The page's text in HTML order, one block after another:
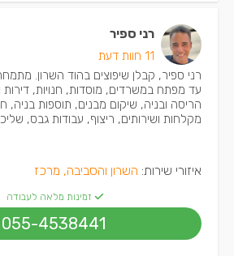
רני ספיר
11 חוות דעת
רני ספיר, קבלן שיפוצים בהוד השרון.
עד מפתח במשרדים, מוסדות, חנויות, דירות
הריסה ובניה, שיקום מבנים, תוספות
מקלחות ושירותים, ריצוף, עבודות גבס,
איזורי שירות: השרון והסביבה, מרכז
זמינות מלאה לעבודה
055-4538441